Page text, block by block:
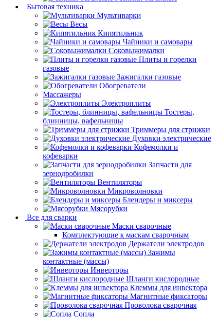
Бытовая техника
Мультиварки
Весы
Кипятильник
Чайники и самовары
Соковыжималки
Плиты и горелки
газовые
Зажигалки газовые
Обогреватели
Массажеры
Электроплиты
Тостеры,
блинницы, вафельницы
Триммеры для стрижки
Духовки электрические
Кофемолки и
кофеварки
Запчасти для
зернодробилки
Вентиляторы
Микроволновки
Блендеры и миксеры
Мясорубки
Все для сварки
Маски сварочные
Комплектующие к маскам сварочным
Держатели электродов
Зажимы
контактные (массы)
Инверторы
Шланги кислородные
Клеммы для инвектора
Магнитные фиксаторы
Проволока сварочная
Сопла